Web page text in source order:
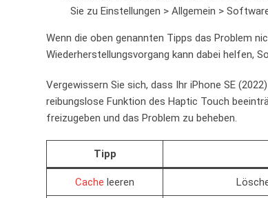
‌Sie zu Einstellungen > Allgemein >
Wenn die oben‌ genannten Tipps⁣ das Problem
Wiederherstellungsvorgang kann dabei helfen,
Vergewissern Sie⁣ sich, dass Ihr iPhone SE
reibungslose Funktion des‌ Haptic Touch
freizugeben und das Problem zu beheben.
Tipp
Cache ‌leeren